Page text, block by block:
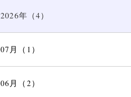
2026年（4）
07月（1）
06月（2）